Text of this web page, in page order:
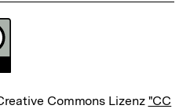
Commons Lizenz "CC